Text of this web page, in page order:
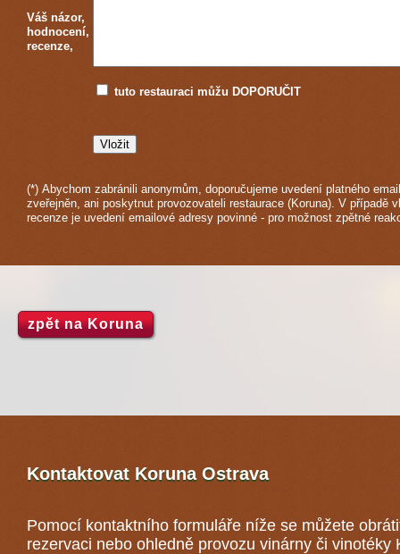
Váš názor,
hodnocení,
recenze,
tuto restauraci můžu DOPORUČIT
(*) Abychom zabránili anonymům, doporučujeme uvedení platného
zveřejněn, ani poskytnut provozovateli restaurace (Koruna). V případě
recenze je uvedení emailové adresy povinné - pro možnost zpětné
zpět na Koruna
Kontaktovat Koruna Ostrava
Pomocí kontaktního formuláře níže se můžete
rezervaci nebo ohledně provozu vinárny či vinotéky